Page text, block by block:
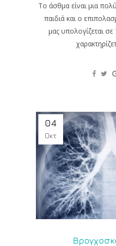
Το άσθμα είναι μια
παιδιά και ο
μας υπολογίζεται
04
Οκτ